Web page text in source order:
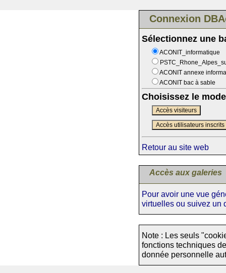
Connexion
Sélectionnez une
ACONIT_informatique
ACONIT annexe
ACONIT bac à sable
Choisissez le
Accès visiteurs
Accès utilisateurs inscrits
Retour au site web
Accès aux galeries
Pour avoir une vue
virtuelles ou suivez un
Note : Les seuls
fonctions techniques
donnée personnelle